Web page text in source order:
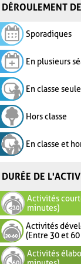
DÉROULEMENT
Sporadiques
En plusieurs
En classe
Hors classe
En classe et
DURÉE DE
Activités
minutes)
Activités
(Entre 30 et
Activités